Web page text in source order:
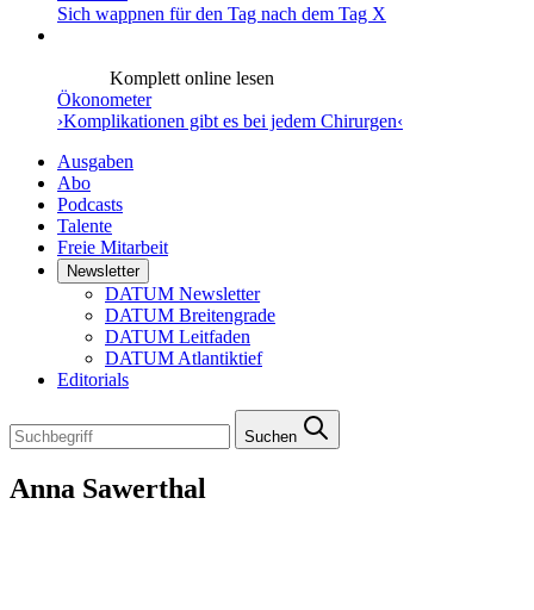
Sich wappnen für den Tag nach dem Tag X
Komplett online lesen
Ökonometer
›Komplikationen gibt es bei jedem Chirurgen‹
Ausgaben
Abo
Podcasts
Talente
Freie Mitarbeit
Newsletter
DATUM Newsletter
DATUM Breitengrade
DATUM Leitfaden
DATUM Atlantiktief
Editorials
Suchen
Anna Sawerthal